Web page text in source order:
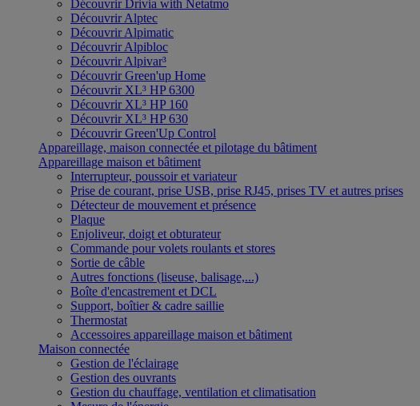
Découvrir Drivia with Netatmo
Découvrir Alptec
Découvrir Alpimatic
Découvrir Alpibloc
Découvrir Alpivar³
Découvrir Green'up Home
Découvrir XL³ HP 6300
Découvrir XL³ HP 160
Découvrir XL³ HP 630
Découvrir Green'Up Control
Appareillage, maison connectée et pilotage du bâtiment
Appareillage maison et bâtiment
Interrupteur, poussoir et variateur
Prise de courant, prise USB, prise RJ45, prises TV et autres prises
Détecteur de mouvement et présence
Plaque
Enjoliveur, doigt et obturateur
Commande pour volets roulants et stores
Sortie de câble
Autres fonctions (liseuse, balisage,...)
Boîte d'encastrement et DCL
Support, boîtier & cadre saillie
Thermostat
Accessoires appareillage maison et bâtiment
Maison connectée
Gestion de l'éclairage
Gestion des ouvrants
Gestion du chauffage, ventilation et climatisation